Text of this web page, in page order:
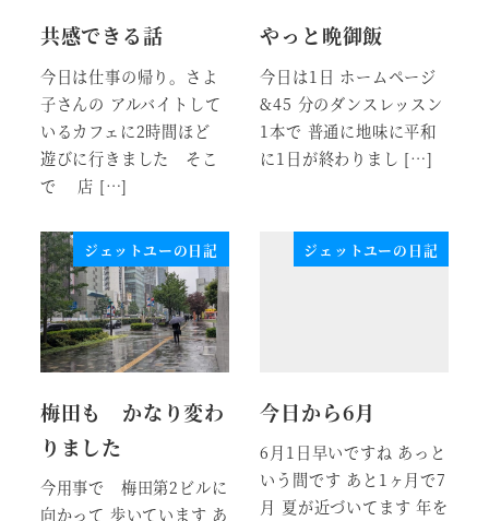
共感できる話
今日は仕事の帰り。さよ
子さんの アルバイトして
いるカフェに2時間ほど
遊びに行きました そこ
で 店 […]
やっと晩御飯
今日は1日 ホームページ
&45 分のダンスレッスン
1本で 普通に地味に平和
に1日が終わりまし […]
ジェットユーの日記
梅田も かなり変わ
りました
今用事で 梅田第2ビルに
向かって 歩いています あ
ジェットユーの日記
今日から6月
6月1日早いですね あっと
いう間です あと1ヶ月で7
月 夏が近づいてます 年を